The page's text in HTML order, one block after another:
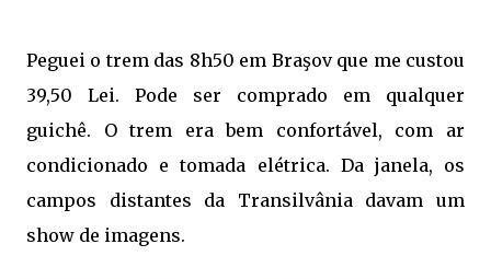
Peguei o trem das 8h50 em Braşov que me custou
39,50 Lei. Pode ser comprado em qualquer
guichê. O trem era bem confortável, com ar
condicionado e tomada elétrica. Da janela, os
campos distantes da Transilvânia davam um
show de imagens.